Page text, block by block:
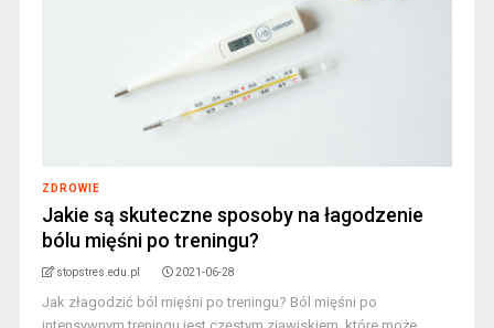
ZDROWIE
Jakie są skuteczne sposoby na łagodzenie
bólu mięśni po treningu?
stopstres.edu.pl 2021-06-28
Jak złagodzić ból mięśni po treningu? Ból mięśni po